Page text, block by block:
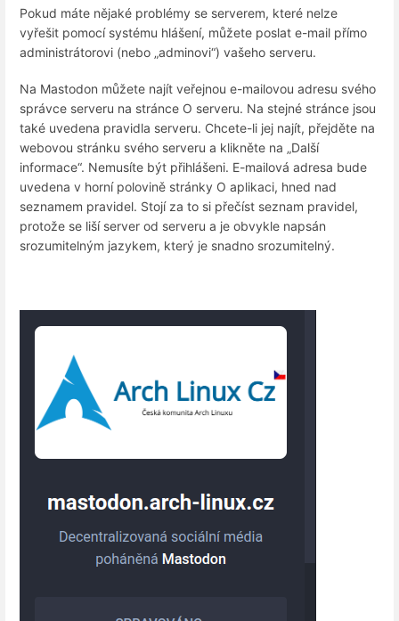
Pokud máte nějaké problémy se serverem, které nelze
vyřešit pomocí systému hlášení, můžete poslat e-mail přímo
administrátorovi (nebo „adminovi“) vašeho serveru.
Na Mastodon můžete najít veřejnou e-mailovou adresu svého
správce serveru na stránce O serveru. Na stejné stránce jsou
také uvedena pravidla serveru. Chcete-li jej najít, přejděte na
webovou stránku svého serveru a klikněte na „Další
informace“. Nemusíte být přihlášeni. E-mailová adresa bude
uvedena v horní polovině stránky O aplikaci, hned nad
seznamem pravidel. Stojí za to si přečíst seznam pravidel,
protože se liší server od serveru a je obvykle napsán
srozumitelným jazykem, který je snadno srozumitelný.